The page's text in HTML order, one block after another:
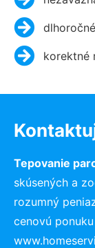
korektné
Tepovanie
skúsených a
rozumný
cenovú